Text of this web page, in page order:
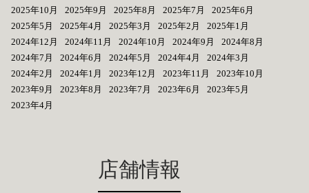
2025年10月
2025年9月 2025年8月 2025年7月
2025年6月
2025年5月
2025年4月 2025年3月 2025年2月
2025年1月
2024年12月
2024年11月 2024年10月 2024年9月
2024年8月
2024年7月
2024年6月 2024年5月 2024年4月
2024年3月
2024年2月
2024年1月 2023年12月 2023年11月
2023年10月
2023年9月
2023年8月 2023年7月 2023年6月
2023年5月
2023年4月
店舗情報